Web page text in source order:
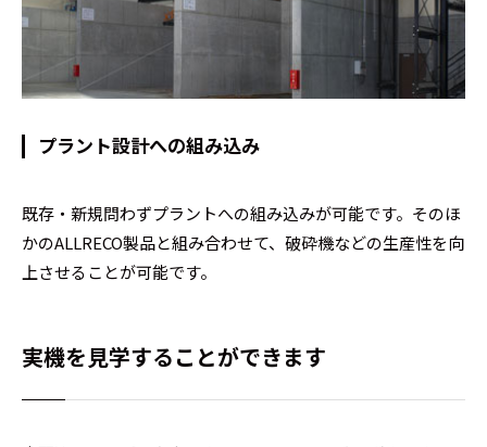
プラント設計への組み込み
既存・新規問わずプラントへの組み込みが可能です。そのほ
かのALLRECO製品と組み合わせて、破砕機などの生産性を向
上させることが可能です。
実機を見学することができます